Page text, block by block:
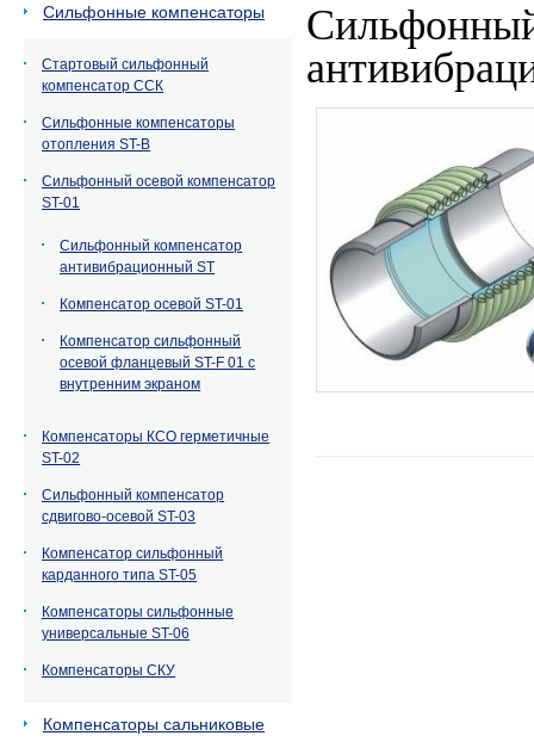
Сильфонные компенсаторы
Стартовый сильфонный
компенсатор ССК
Сильфонные компенсаторы
отопления ST-B
Сильфонный осевой компенсатор
ST-01
Сильфонный компенсатор
антивибрационный ST
Компенсатор осевой ST-01
Компенсатор сильфонный
осевой фланцевый ST-F 01 c
внутренним экраном
Компенсаторы КСО герметичные
ST-02
Сильфонный компенсатор
сдвигово-осевой ST-03
Компенсатор сильфонный
карданного типа ST-05
Компенсаторы сильфонные
универсальные ST-06
Компенсаторы СКУ
Компенсаторы сальниковые